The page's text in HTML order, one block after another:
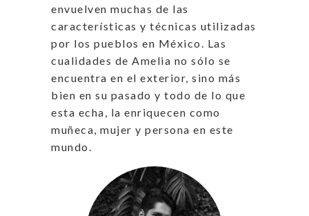
envuelven muchas de las
características y técnicas utilizadas
por los pueblos en México. Las
cualidades de Amelia no sólo se
encuentra en el exterior, sino más
bien en su pasado y todo de lo que
esta echa, la enriquecen como
muñeca, mujer y persona en este
mundo.